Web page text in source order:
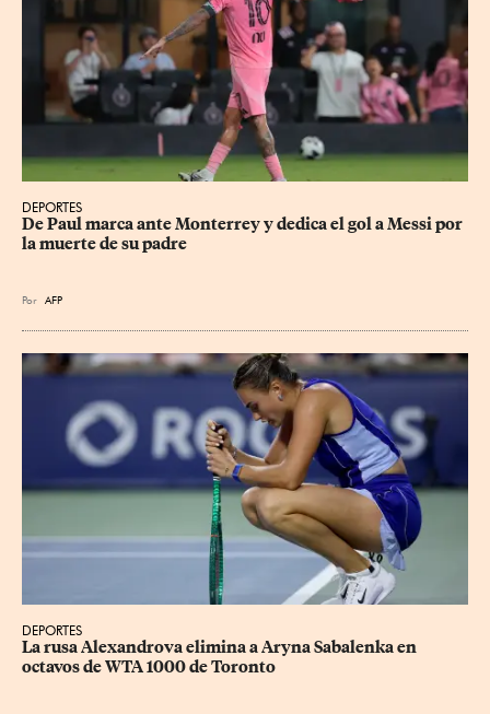
DEPORTES
De Paul marca ante Monterrey y dedica el gol a Messi por
la muerte de su padre
Por AFP
DEPORTES
La rusa Alexandrova elimina a Aryna Sabalenka en
octavos de WTA 1000 de Toronto